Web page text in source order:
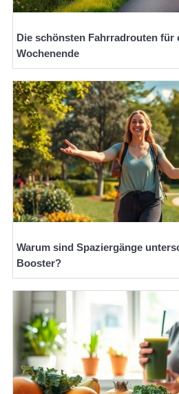
Die schönsten Fahrradrouten für
Wochenende
Warum sind Spaziergänge
Booster?